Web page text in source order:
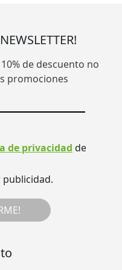
de descuento no
promociones
de privacidad de
publicidad.